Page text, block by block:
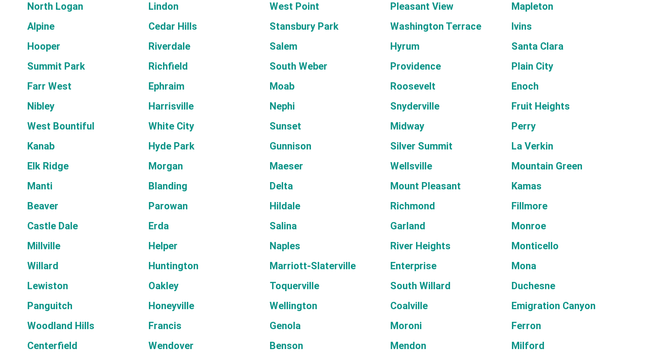
North Logan
Lindon West Point Pleasant View
Mapleton
Alpine
Cedar Hills Stansbury Park Washington Terrace
Ivins
Hooper
Riverdale Salem Hyrum
Santa Clara
Summit Park
Richfield South Weber Providence
Plain City
Farr West
Ephraim Moab Roosevelt
Enoch
Nibley
Harrisville Nephi Snyderville
Fruit Heights
West Bountiful
White City Sunset Midway
Perry
Kanab
Hyde Park Gunnison Silver Summit
La Verkin
Elk Ridge
Morgan Maeser Wellsville
Mountain Green
Manti
Blanding Delta Mount Pleasant
Kamas
Beaver
Parowan Hildale Richmond
Fillmore
Castle Dale
Erda Salina Garland
Monroe
Millville
Helper Naples River Heights
Monticello
Willard
Huntington Marriott-Slaterville Enterprise
Mona
Lewiston
Oakley Toquerville South Willard
Duchesne
Panguitch
Honeyville Wellington Coalville
Emigration Canyon
Woodland Hills
Francis Genola Moroni
Ferron
Centerfield
Wendover Benson Mendon
Milford